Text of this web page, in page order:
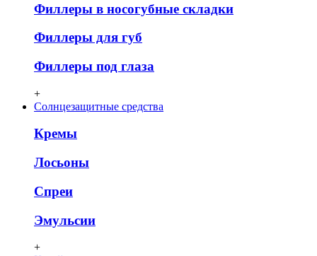
Филлеры в носогубные складки
Филлеры для губ
Филлеры под глаза
+
Солнцезащитные средства
Кремы
Лосьоны
Спреи
Эмульсии
+